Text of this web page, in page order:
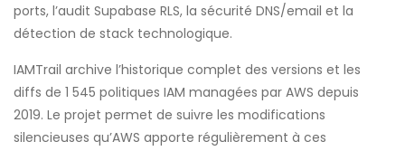
ports, l’audit Supabase RLS, la sécurité DNS/email et la
détection de stack technologique.
IAMTrail archive l’historique complet des versions et les
diffs de 1 545 politiques IAM managées par AWS depuis
2019. Le projet permet de suivre les modifications
silencieuses qu’AWS apporte régulièrement à ces